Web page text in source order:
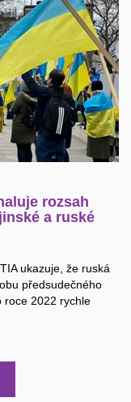
rozsah
a ruské
ukazuje, že ruská
předsudečného
roce 2022 rychle